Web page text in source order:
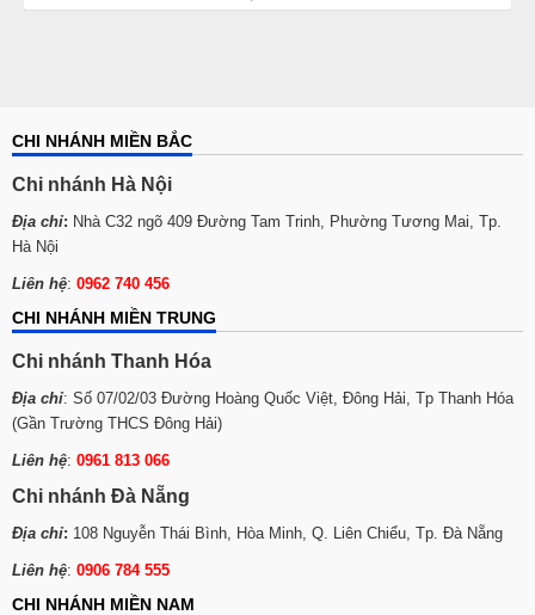
CHI NHÁNH MIỀN BẮC
Chi nhánh Hà Nội
Địa chỉ: Nhà C32 ngõ 409 Đường Tam Trinh, Phường Tương Mai, Tp.
Hà Nội
Liên hệ: 0962 740 456
CHI NHÁNH MIỀN TRUNG
Chi nhánh Thanh Hóa
Địa chỉ: Số 07/02/03 Đường Hoàng Quốc Việt, Đông Hải, Tp Thanh Hóa
(Gần Trường THCS Đông Hải)
Liên hệ: 0961 813 066
Chi nhánh Đà Nẵng
Địa chỉ: 108 Nguyễn Thái Bình, Hòa Minh, Q. Liên Chiểu, Tp. Đà Nẵng
Liên hệ: 0906 784 555
CHI NHÁNH MIỀN NAM